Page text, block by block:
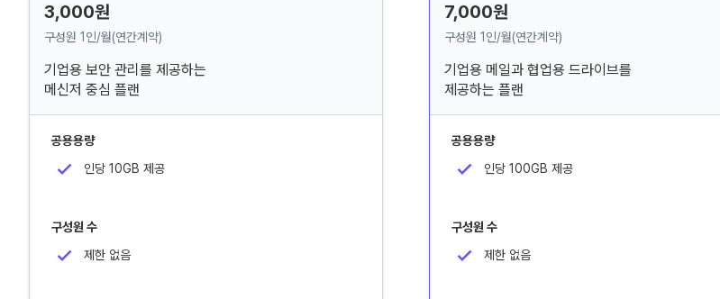
3,000원
구성원 1인/월(연간계약)
기업용 보안 관리를 제공하는
메신저 중심 플랜
공용용량
인당 10GB 제공
구성원 수
제한 없음
7,000원
구성원 1인/월(연간계약)
기업용 메일과 협업용 드라이브를
제공하는 플랜
공용용량
인당 100GB 제공
구성원 수
제한 없음